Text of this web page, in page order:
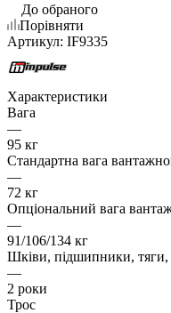
До обраного
Порівняти
Артикул: IF9335
Характеристики
Вага
—
95 кг
Стандартна вага
—
72 кг
Опціональний вага
—
91/106/134 кг
Шківи, підшипники, тяги,
—
2 роки
Трос